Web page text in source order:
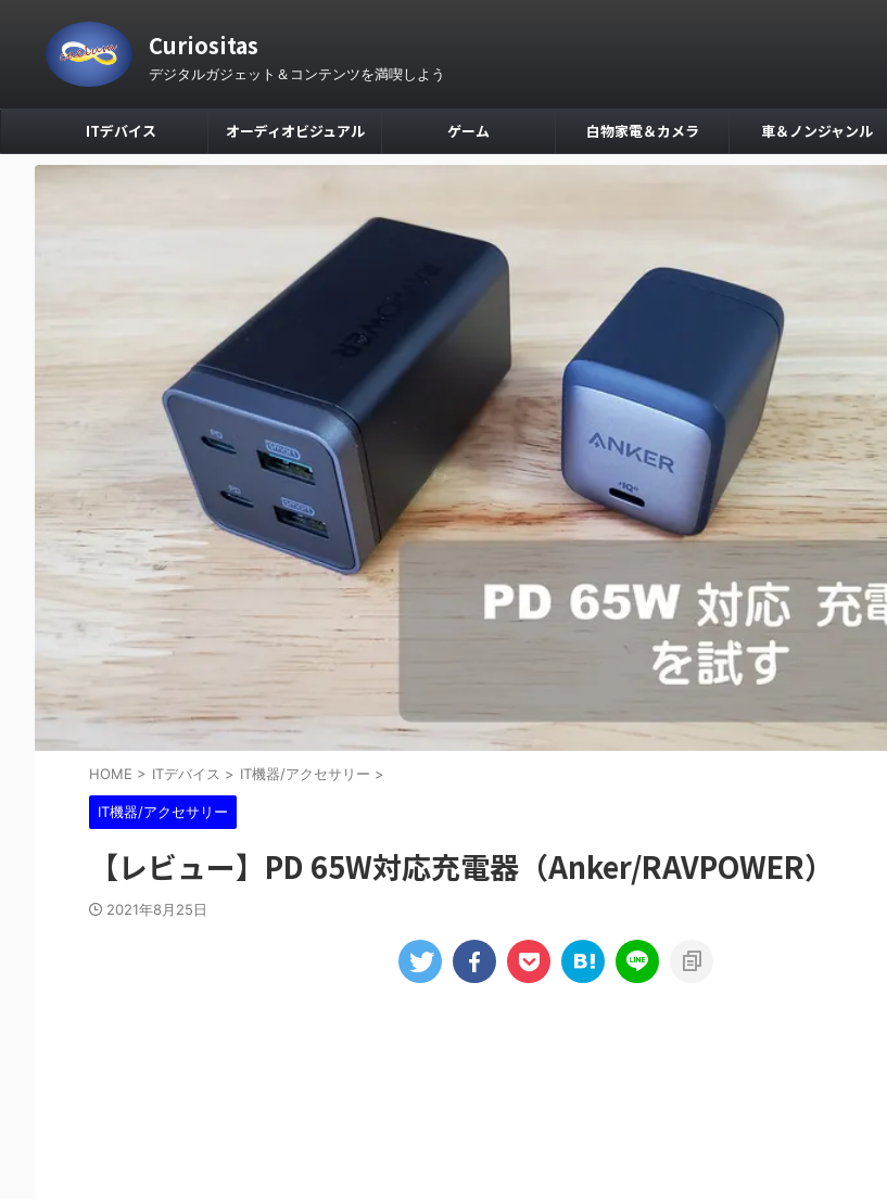
Curiositas
デジタルガジェット＆コンテンツを満喫しよう
ITデバイス オーディオビジュアル ゲーム 白物家電＆カメラ 車＆ノンジャンル
HOME > ITデバイス > IT機器/アクセサリー >
IT機器/アクセサリー
【レビュー】PD 65W対応充電器（Anker/RAVPOWER）
2021年8月25日